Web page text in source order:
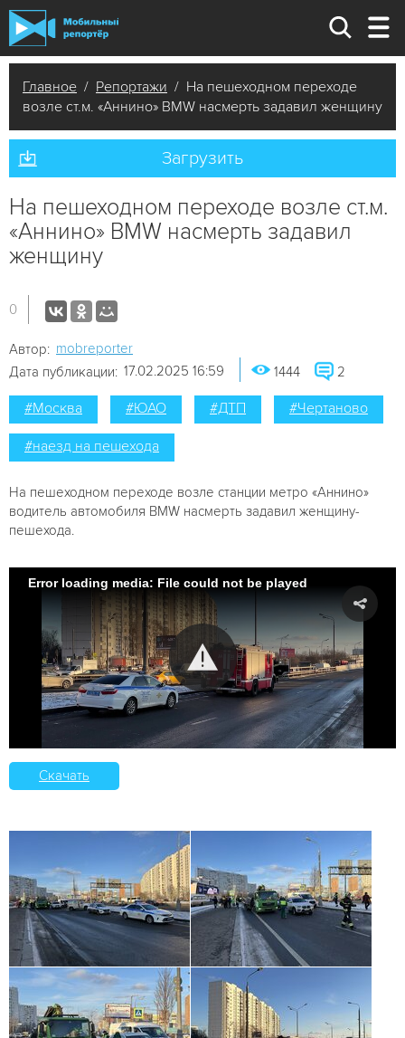
Главное / Репортажи / На пешеходном переходе
возле ст.м. «Аннино» BMW насмерть задавил женщину
Загрузить
На пешеходном переходе возле ст.м.
«Аннино» BMW насмерть задавил
женщину
0
Автор: mobreporter
Дата публикации: 17.02.2025 16:59 1444 2
#Москва #ЮАО #ДТП #Чертаново
#наезд на пешехода
На пешеходном переходе возле станции метро «Аннино»
водитель автомобиля BMW насмерть задавил женщину-
пешехода.
Error loading media: File could not be played
Скачать